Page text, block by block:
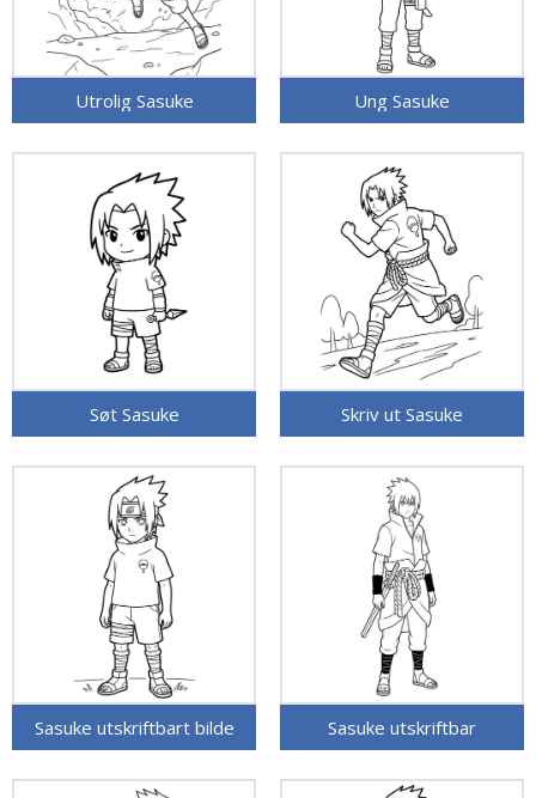
Utrolig Sasuke Ung Sasuke
Søt Sasuke Skriv ut Sasuke
Sasuke utskriftbart bilde Sasuke utskriftbar